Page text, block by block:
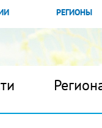
РЕГИОНЫ